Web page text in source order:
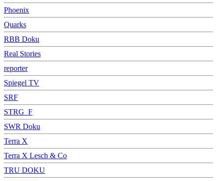
Phoenix
Quarks
RBB Doku
Real Stories
reporter
Spiegel TV
SRF
STRG_F
SWR Doku
Terra X
Terra X Lesch & Co
TRU DOKU